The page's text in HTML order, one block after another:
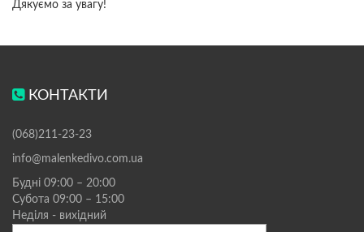
Дякуємо за увагу!
КОНТАКТИ
(068)211-23-23
info@malenkedivo.com.ua
Будні 09:00 – 20:00
Субота 09:00 – 15:00
Неділя - вихідний